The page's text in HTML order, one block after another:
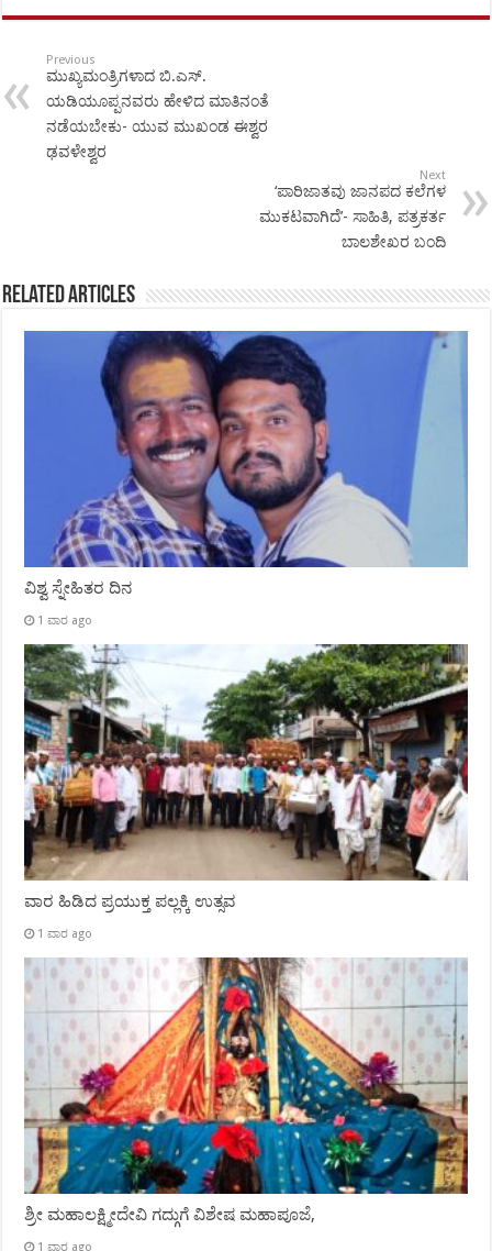
Previous
ಮುಖ್ಯಮಂತ್ರಿಗಳಾದ ಬಿ.ಎಸ್.
ಯಡಿಯೂಪ್ಪನವರು ಹೇಳಿದ ಮಾತಿನಂತೆ
ನಡೆಯಬೇಕು- ಯುವ ಮುಖಂಡ ಈಶ್ವರ
ಢವಳೇಶ್ವರ
Next
‘ಪಾರಿಜಾತವು ಜಾನಪದ ಕಲೆಗಳ
ಮುಕಟವಾಗಿದೆ’- ಸಾಹಿತಿ, ಪತ್ರಕರ್ತ
ಬಾಲಶೇಖರ ಬಂದಿ
Related Articles
ವಿಶ್ವ ಸ್ನೇಹಿತರ ದಿನ
1 ವಾರ ago
ವಾರ ಹಿಡಿದ ಪ್ರಯುಕ್ತ ಪಲ್ಲಕ್ಕಿ ಉತ್ಸವ
1 ವಾರ ago
ಶ್ರೀ ಮಹಾಲಕ್ಷ್ಮೀದೇವಿ ಗದ್ಗುಗೆ ವಿಶೇಷ ಮಹಾಪೂಜೆ,
1 ವಾರ ago